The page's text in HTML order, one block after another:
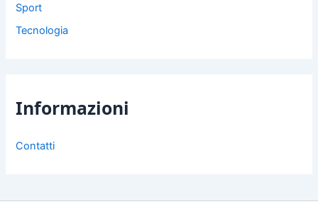
Sport
Tecnologia
Informazioni
Contatti